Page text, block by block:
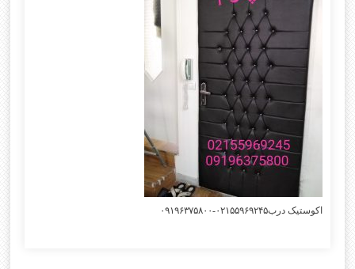
اکوستیک درب۰۲۱۵۵۹۶۹۲۴۵-۰۹۱۹۶۳۷۵۸۰۰